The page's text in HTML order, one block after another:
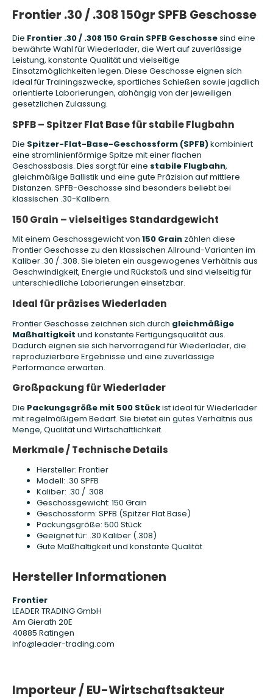
Frontier .30 / .308 150gr SPFB Geschosse
Die Frontier .30 / .308 150 Grain SPFB Geschossesind eine
bewährte Wahl für Wiederlader, die Wert auf zuverlässige
Leistung, konstante Qualität und vielseitige
Einsatzmöglichkeiten legen. Diese Geschosse eignen sich
ideal für Trainingszwecke, sportliches Schießen sowie jagdlich
orientierte Laborierungen, abhängig von der jeweiligen
gesetzlichen Zulassung.
SPFB – Spitzer Flat Base für stabile Flugbahn
Die Spitzer-Flat-Base-Geschossform (SPFB)kombiniert
eine stromlinienförmige Spitze mit einer flachen
Geschossbasis. Dies sorgt für eine stabile Flugbahn,
gleichmäßige Ballistik und eine gute Präzision auf mittlere
Distanzen. SPFB-Geschosse sind besonders beliebt bei
klassischen .30-Kalibern.
150 Grain – vielseitiges Standardgewicht
Mit einem Geschossgewicht von 150 Grain zählen diese
Frontier Geschosse zu den klassischen Allround-Varianten im
Kaliber .30 / .308. Sie bieten ein ausgewogenes Verhältnis aus
Geschwindigkeit, Energie und Rückstoß und sind vielseitig für
unterschiedliche Laborierungen einsetzbar.
Ideal für präzises Wiederladen
Frontier Geschosse zeichnen sich durch gleichmäßige
Maßhaltigkeit und konstante Fertigungsqualität aus.
Dadurch eignen sie sich hervorragend für Wiederlader, die
reproduzierbare Ergebnisse und eine zuverlässige
Performance erwarten.
Großpackung für Wiederlader
Die Packungsgröße mit 500 Stückist ideal für Wiederlader
mit regelmäßigem Bedarf. Sie bietet ein gutes Verhältnis aus
Menge, Qualität und Wirtschaftlichkeit.
Merkmale / Technische Details
Hersteller: Frontier
Modell: .30 SPFB
Kaliber: .30 / .308
Geschossgewicht: 150 Grain
Geschossform: SPFB (Spitzer Flat Base)
Packungsgröße: 500 Stück
Geeignet für: .30 Kaliber (.308)
Gute Maßhaltigkeit und konstante Qualität
Hersteller Informationen
Frontier
LEADER TRADING GmbH
Am Gierath 20E
40885 Ratingen
info@leader-trading.com
Importeur / EU-Wirtschaftsakteur